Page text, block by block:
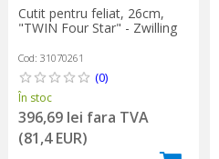
Cutit pentru feliat, 26cm,
"TWIN Four Star" - Zwilling
Cod: 31070261
(0)
În stoc
396,69 lei fara TVA
(81,4 EUR)